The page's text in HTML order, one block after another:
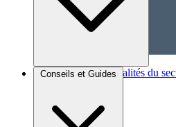
Brèves et actus Actualités du
Conseils et Guides